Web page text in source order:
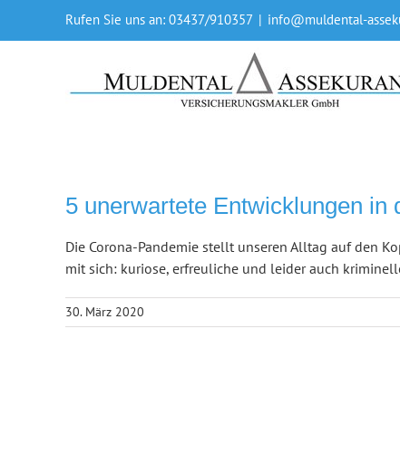
Rufen Sie uns an: 03437/910357 | info@muldental-
5 unerwartete Entwicklungen in
Die Corona-Pandemie stellt unseren Alltag auf den
mit sich: kuriose, erfreuliche und leider auch
30. März 2020